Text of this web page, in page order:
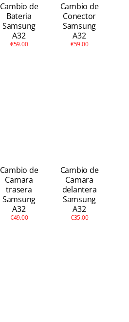
Cambio de
Bateria
Samsung
A32
€59.00
Cambio de
Conector
Samsung
A32
€59.00
Cambio de
Camara
trasera
Samsung
A32
€49.00
Cambio de
Camara
delantera
Samsung
A32
€35.00